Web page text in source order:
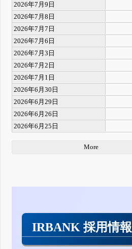
2026年7月9日
2026年7月8日
2026年7月7日
2026年7月6日
2026年7月3日
2026年7月2日
2026年7月1日
2026年6月30日
2026年6月29日
2026年6月26日
2026年6月25日
More
IRBANK 採用情報